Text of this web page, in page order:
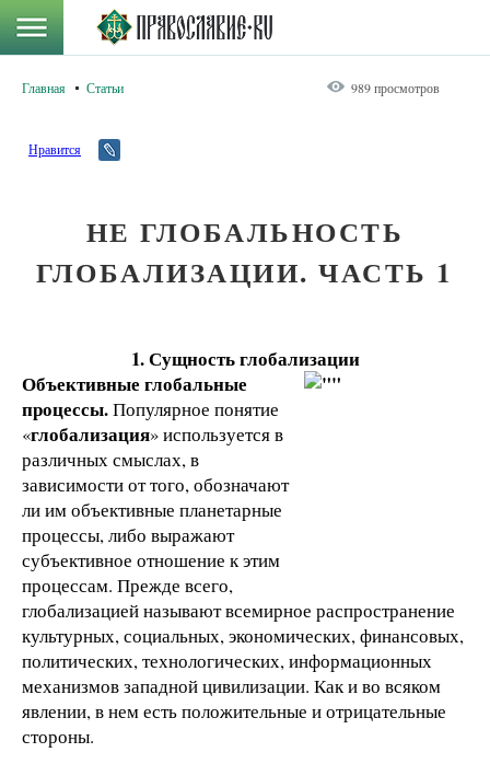
Главная Статьи 989 просмотров
Нравится
НЕ ГЛОБАЛЬНОСТЬ
ГЛОБАЛИЗАЦИИ. ЧАСТЬ 1
1. Сущность глобализации
Объективные глобальные
процессы.Популярное понятие
«глобализация» используется в
различных смыслах, в
зависимости от того, обозначают
ли им объективные планетарные
процессы, либо выражают
субъективное отношение к этим
процессам. Прежде всего,
глобализацией называют всемирное распространение
культурных, социальных, экономических, финансовых,
политических, технологических, информационных
механизмов западной цивилизации. Как и во всяком
явлении, в нем есть положительные и отрицательные
стороны.